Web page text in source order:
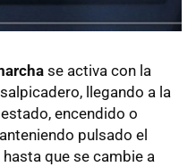
se activa con la
llegando a la
encendido o
pulsado el
que se cambie a